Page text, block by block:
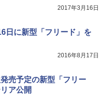
2017年3月16日
日に新型「フリード」を
2016年8月17日
売予定の新型「フリー
ア公開